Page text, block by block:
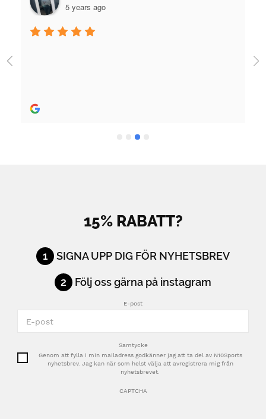
5 years ago
15% RABATT?
1 SIGNA UPP DIG FÖR NYHETSBREV
2 Följ oss gärna på instagram
E-post
Samtycke
Genom att fylla i min mailadress godkänner jag att ta del av N10Sports
nyhetsbrev. Jag kan när som helst välja att avregistrera mig från
nyhetsbrevet.
CAPTCHA